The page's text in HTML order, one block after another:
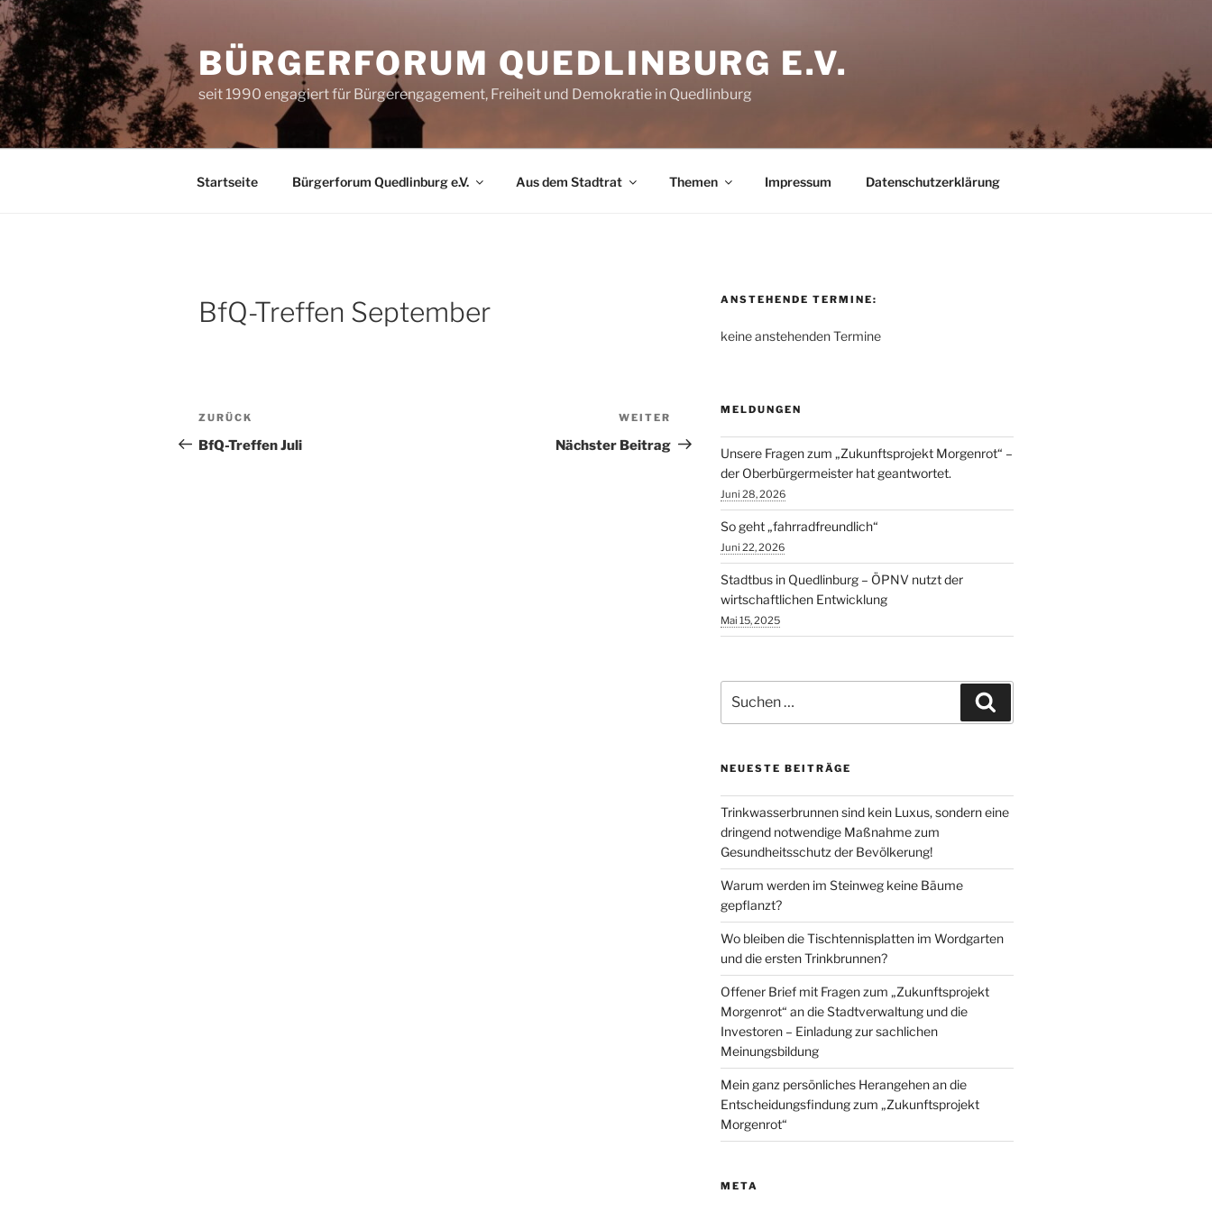
Zum
Inhalt
springen
BÜRGERFORUM QUEDLINBURG E.V.
seit 1990 engagiert für Bürgerengagement, Freiheit und Demokratie in Quedlinburg
Startseite Bürgerforum Quedlinburg e.V. Aus dem Stadtrat Themen Impressum Datenschutzerklärung
BfQ-Treffen September
Beitragsnavigation
Vorheriger
Beitrag
ZURÜCK
BfQ-Treffen Juli
Beitrag
WEITER
Nächster Beitrag
ANSTEHENDE TERMINE:
keine anstehenden Termine
MELDUNGEN
Unsere Fragen zum „Zukunftsprojekt Morgenrot“ –
der Oberbürgermeister hat geantwortet.
Juni 28, 2026
So geht „fahrradfreundlich“
Juni 22, 2026
Stadtbus in Quedlinburg – ÖPNV nutzt der
wirtschaftlichen Entwicklung
Mai 15, 2025
nach:
NEUESTE BEITRÄGE
Trinkwasserbrunnen sind kein Luxus, sondern eine
dringend notwendige Maßnahme zum
Gesundheitsschutz der Bevölkerung!
Warum werden im Steinweg keine Bäume
gepflanzt?
Wo bleiben die Tischtennisplatten im Wordgarten
und die ersten Trinkbrunnen?
Offener Brief mit Fragen zum „Zukunftsprojekt
Morgenrot“ an die Stadtverwaltung und die
Investoren – Einladung zur sachlichen
Meinungsbildung
Mein ganz persönliches Herangehen an die
Entscheidungsfindung zum „Zukunftsprojekt
Morgenrot“
META